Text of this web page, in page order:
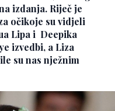
izdanja. Riječ je
očikoje su vidjeli
Lipa i Deepika
izvedbi, a Liza
su nas nježnim